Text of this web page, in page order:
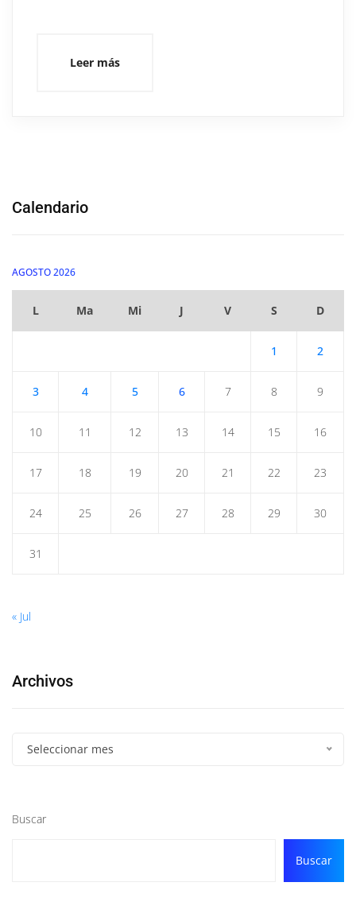
Leer más
Calendario
AGOSTO 2026
L Ma Mi J V S D
1 2
3 4 5 6 7 8 9
10 11 12 13 14 15 16
17 18 19 20 21 22 23
24 25 26 27 28 29 30
31
« Jul
Archivos
Seleccionar mes
Buscar
Buscar